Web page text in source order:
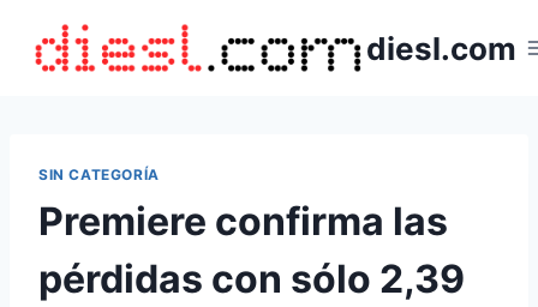
contenido
diesl.com
SIN CATEGORÍA
Premiere confirma las
pérdidas con sólo 2,39